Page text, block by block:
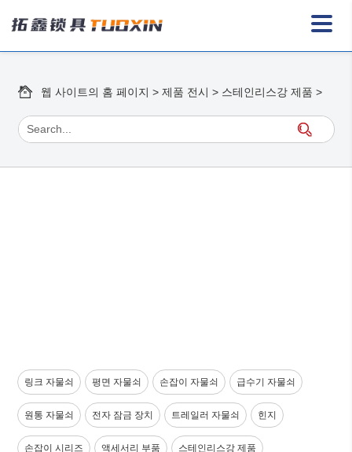
웹 사이트의 홈 페이지 >제품 전시 > 스테인리스강 제품 >
링크 자물쇠 평면 자물쇠 손잡이 자물쇠 급수기 자물쇠
원통 자물쇠 전자 잠금 장치 트레일러 자물쇠 힌지
손잡이 시리즈 액세서리 부품 스테인리스강 제품